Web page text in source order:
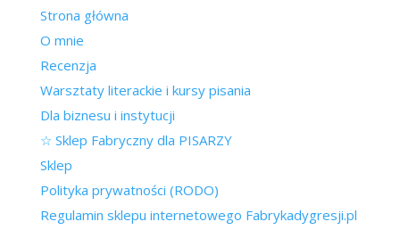
Strona główna
O mnie
Recenzja
Warsztaty literackie i kursy pisania
Dla biznesu i instytucji
☆ Sklep Fabryczny dla PISARZY
Sklep
Polityka prywatności (RODO)
Regulamin sklepu internetowego Fabrykadygresji.pl